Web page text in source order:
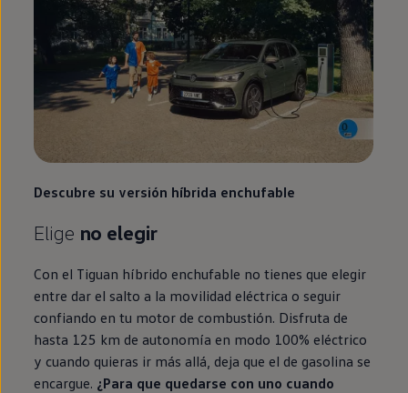
Descubre su versión híbrida enchufable
Elige no elegir
Con el Tiguan híbrido enchufable no tienes que elegir
entre dar el salto a la movilidad eléctrica o seguir
confiando en tu motor de combustión. Disfruta de
hasta 125 km de autonomía en modo 100% eléctrico
y cuando quieras ir más allá, deja que el de gasolina se
encargue. ¿Para que quedarse con uno cuando